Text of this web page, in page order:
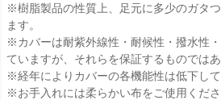
※樹脂製品の性質上、足元に多少のガタ
ます。
※カバーは耐紫外線性・耐候性・撥水性
ていますが、それらを保証するものではあ
※経年によりカバーの各機能性は低下して
※お手入れには柔らかい布をご使用くださ